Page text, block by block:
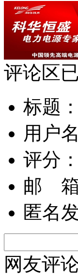
评论区
标题：
用户
评分：
邮 箱
匿名
网友评